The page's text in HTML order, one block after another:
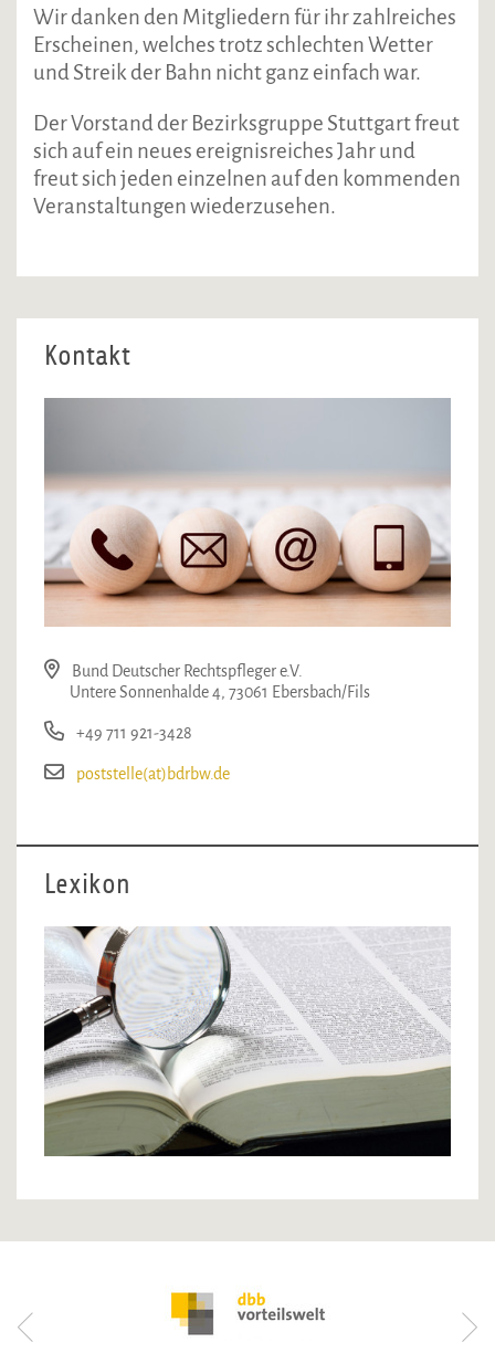
Wir danken den Mitgliedern für ihr zahlreiches
Erscheinen, welches trotz schlechten Wetter
und Streik der Bahn nicht ganz einfach war.
Der Vorstand der Bezirksgruppe Stuttgart freut
sich auf ein neues ereignisreiches Jahr und
freut sich jeden einzelnen auf den kommenden
Veranstaltungen wiederzusehen.
Kontakt
Bund Deutscher Rechtspfleger e.V.
Untere Sonnenhalde 4, 73061 Ebersbach/Fils
+49 711 921-3428
poststelle(at)bdrbw.de
Lexikon